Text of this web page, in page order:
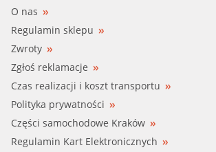
O nas
Regulamin sklepu
Zwroty
Zgłoś reklamacje
Czas realizacji i koszt transportu
Polityka prywatności
Części samochodowe Kraków
Regulamin Kart Elektronicznych